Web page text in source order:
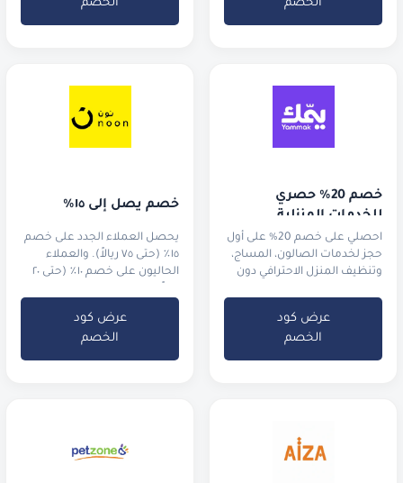
الخصم الخصم
خصم 20% حصري
للخدمات المنزلية
احصلي على خصم 20% على أول
حجز لخدمات الصالون، المساج،
وتنظيف المنزل الاحترافي دون
عرض كود
الخصم
خصم يصل إلى ١٥٪
يحصل العملاء الجدد على خصم
١٥٪ (حتى ٧٥ ريالاً). والعملاء
الحاليون على خصم ١٠٪ (حتى ٢٠
عرض كود
الخصم